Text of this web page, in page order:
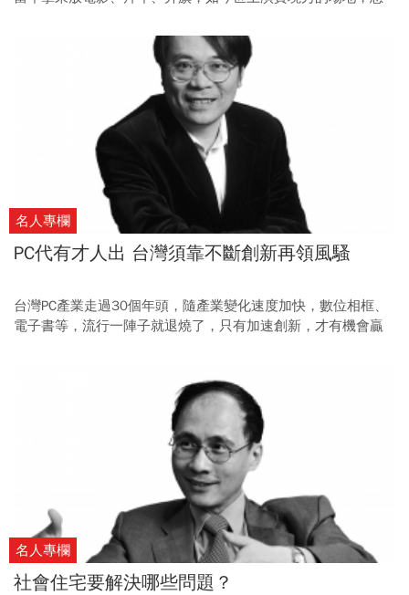
名人專欄
PC代有才人出 台灣須靠不斷創新再領風騷
台灣PC產業走過30個年頭，隨產業變化速度加快，數位相框、
電子書等，流行一陣子就退燒了，只有加速創新，才有機會贏
名人專欄
社會住宅要解決哪些問題？